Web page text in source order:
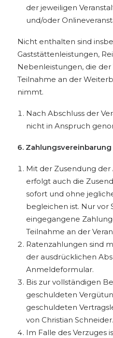
der jeweiligen
und/oder
Nicht enthalten sind
Gaststättenleistungen,
Nebenleistungen, die
Teilnahme an der
nimmt.
Nach Abschluss der
nicht in Anspruch
6. Zahlungsvereinbarung
Mit der Zusendung
erfolgt auch die
sofort und ohne
begleichen ist. Nur vor
eingegangene
Teilnahme an der
Ratenzahlungen sind
der ausdrücklichen
Anmeldeformular.
Bis zur vollständigen
geschuldeten
geschuldeten
von Christian Schneider.
Im Falle des Verzuges